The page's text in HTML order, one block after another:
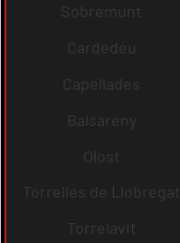
Sobremunt
Cardedeu
Capellades
Balsareny
Olost
Torrelles de Llobregat
Torrelavit